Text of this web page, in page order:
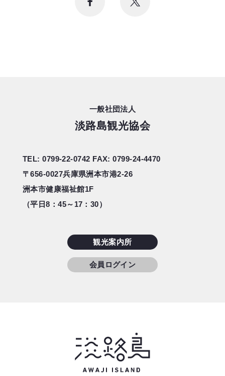
一般社団法人
淡路島観光協会
TEL: 0799-22-0742 FAX: 0799-24-4470
〒656-0027兵庫県洲本市港2-26
洲本市健康福祉館1F
（平日8：45～17：30）
観光案内所
会員ログイン